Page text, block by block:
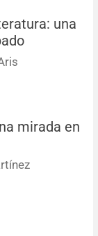
una
mirada en